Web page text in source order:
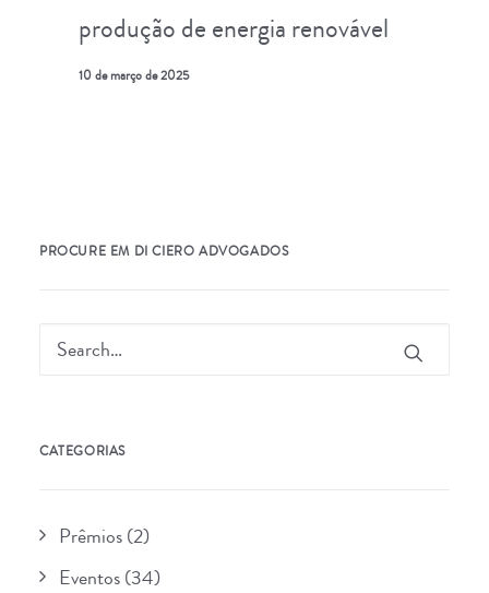
produção de energia renovável
10 de março de 2025
PROCURE EM DI CIERO ADVOGADOS
CATEGORIAS
Prêmios(2)
Eventos(34)